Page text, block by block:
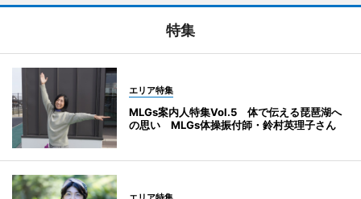
特集
エリア特集
MLGs案内人特集Vol.5 体で伝える琵琶湖へ
の思い MLGs体操振付師・鈴村英理子さん